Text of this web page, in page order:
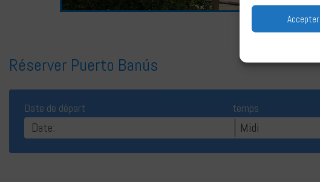
Accepter
Réserver Puerto Banús
Date de départ temps
Midi